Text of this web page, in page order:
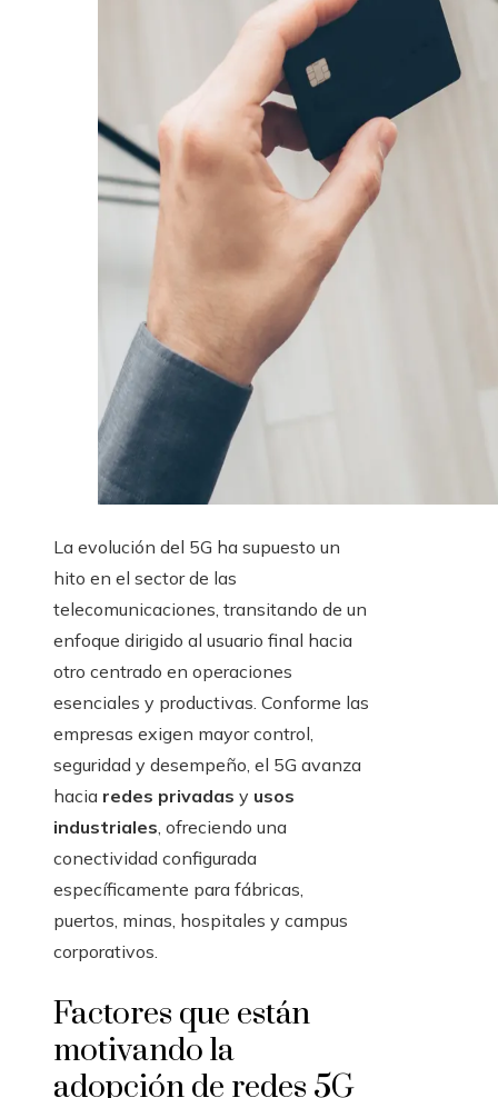
La evolución del 5G ha supuesto un
hito en el sector de las
telecomunicaciones, transitando de un
enfoque dirigido al usuario final hacia
otro centrado en operaciones
esenciales y productivas. Conforme las
empresas exigen mayor control,
seguridad y desempeño, el 5G avanza
hacia redes privadas y usos
industriales, ofreciendo una
conectividad configurada
específicamente para fábricas,
puertos, minas, hospitales y campus
corporativos.
Factores que están
motivando la
adopción de redes 5G